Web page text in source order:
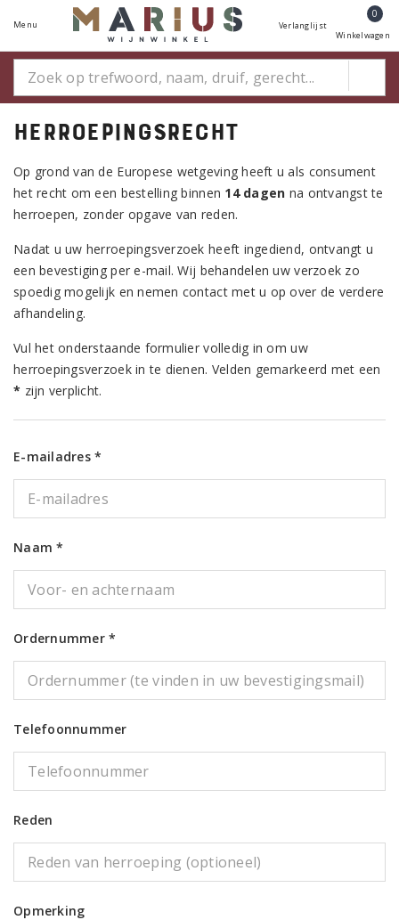
Menu Verlanglijst
0
Winkelwagen
Herroepingsrecht
Op grond van de Europese wetgeving heeft u als consument
het recht om een bestelling binnen 14 dagen na ontvangst te
herroepen, zonder opgave van reden.
Nadat u uw herroepingsverzoek heeft ingediend, ontvangt u
een bevestiging per e-mail. Wij behandelen uw verzoek zo
spoedig mogelijk en nemen contact met u op over de verdere
afhandeling.
Vul het onderstaande formulier volledig in om uw
herroepingsverzoek in te dienen. Velden gemarkeerd met een
* zijn verplicht.
E-mailadres *
Naam *
Ordernummer *
Telefoonnummer
Reden
Opmerking